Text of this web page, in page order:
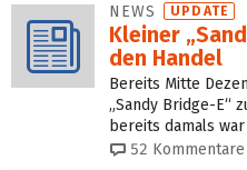
NEWS UPDATE
Kleiner
den Handel
Bereits Mitte
„Sandy Bridge-E“
bereits damals
52 Kommentare